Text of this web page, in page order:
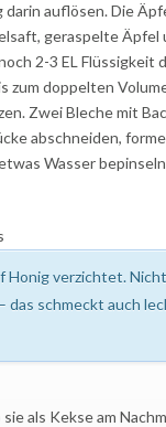
auflösen. Die
geraspelte Äpfel
2-3 EL Flüssigkeit
zum doppelten
Zwei Bleche mit
abschneiden,
Wasser
Honig verzichtet.
schmeckt auch
als Kekse am